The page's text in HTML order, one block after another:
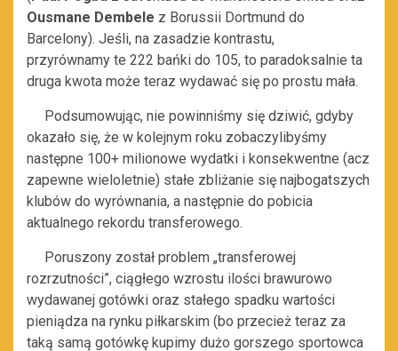
Ousmane Dembele z Borussii Dortmund do
Barcelony). Jeśli, na zasadzie kontrastu,
przyrównamy te 222 bańki do 105, to paradoksalnie ta
druga kwota może teraz wydawać się po prostu mała.
Podsumowując, nie powinniśmy się dziwić, gdyby
okazało się, że w kolejnym roku zobaczylibyśmy
następne 100+ milionowe wydatki i konsekwentne (acz
zapewne wieloletnie) stałe zbliżanie się najbogatszych
klubów do wyrównania, a następnie do pobicia
aktualnego rekordu transferowego.
Poruszony został problem „transferowej
rozrzutności”, ciągłego wzrostu ilości brawurowo
wydawanej gotówki oraz stałego spadku wartości
pieniądza na rynku piłkarskim (bo przecież teraz za
taką samą gotówkę kupimy dużo gorszego sportowca